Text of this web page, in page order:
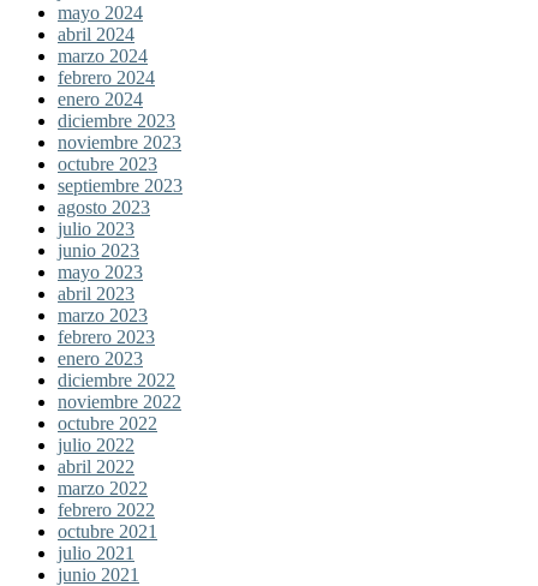
mayo 2024
abril 2024
marzo 2024
febrero 2024
enero 2024
diciembre 2023
noviembre 2023
octubre 2023
septiembre 2023
agosto 2023
julio 2023
junio 2023
mayo 2023
abril 2023
marzo 2023
febrero 2023
enero 2023
diciembre 2022
noviembre 2022
octubre 2022
julio 2022
abril 2022
marzo 2022
febrero 2022
octubre 2021
julio 2021
junio 2021